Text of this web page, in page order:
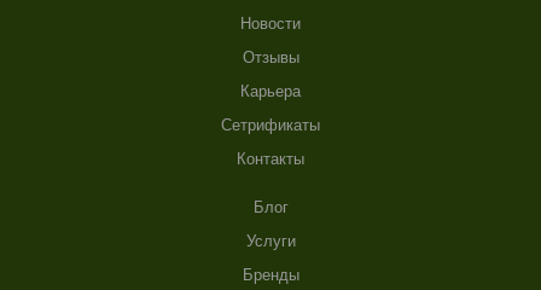
Новости
Отзывы
Карьера
Сетрификаты
Контакты
Блог
Услуги
Бренды